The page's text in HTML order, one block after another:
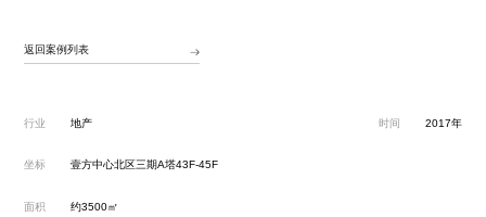
返回案例列表
行业 地产
坐标 壹方中心北区三期A塔43F-45F
面积 约3500㎡
时间 2017年